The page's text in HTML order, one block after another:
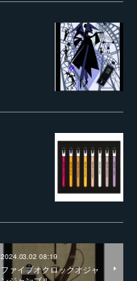
2024.03.02 08:19
ファイブオクロックオジャ